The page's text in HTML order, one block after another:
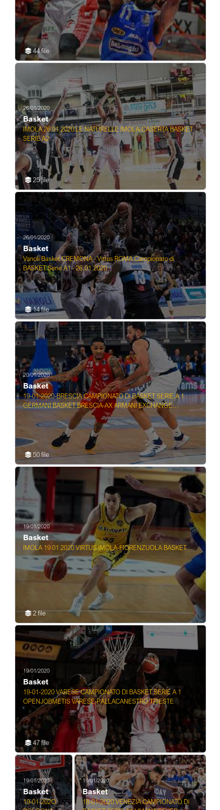
44 file
26/01/2020
Basket
IMOLA 26 01 2020 LE NATURELLE IMOLA-CASERTA BASKET
SERIE A2
25 file
26/01/2020
Basket
Vanoli Basket CREMONA - Virtus ROMA Campionato di
BASKET Serie A1 - 26.01.2020
14 file
20/01/2020
Basket
19-01-2020-BRESCIA CAMPIONATO DI BASKET SERIE A 1
GERMANI BASKET BRESCIA-AX ARMANI EXCHANGE
50 file
19/01/2020
Basket
IMOLA 19 01 2020 VIRTUS IMOLA-FIORENZUOLA BASKET
2 file
19/01/2020
Basket
19-01-2020 VARESE CAMPIONATO DI BASKET SERIE A 1
OPENJOBMETIS VARESE-PALLACANESTRO TRIESTE
47 file
19/01/2020
Basket
19-01-202O
19/01/2020
Basket
18-01-2020 VENEZIA CAMPIONATO DI